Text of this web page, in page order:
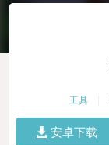
工具
安卓下载